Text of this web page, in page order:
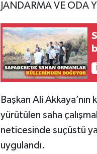
​JANDARMA VE ODA
​Başkan Ali
yürütülen saha
neticesinde suçüstü
uygulandı.